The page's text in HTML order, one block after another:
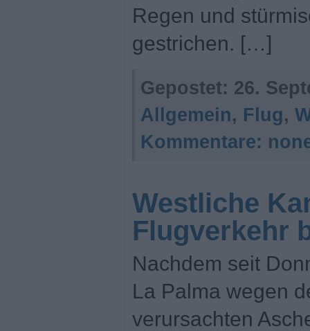
Regen und
gestrichen. […]
Gepostet: 26.
Allgemein, Flug,
Kommentare:
Westliche
Flugverkehr
Nachdem seit
La Palma wegen
verursachten